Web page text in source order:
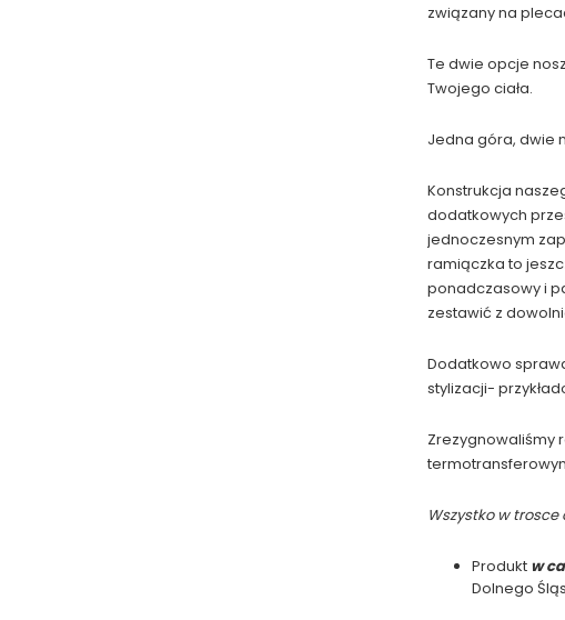
związany na
Te dwie opcje
Twojego ciała.
Jedna góra, dwie
Konstrukcja
dodatkowych
jednoczesnym
ramiączka to
ponadczasowy i
zestawić z
Dodatkowo
stylizacji-
Zrezygnowaliśmy
Wszystko w trosce
Produkt w
Dolnego